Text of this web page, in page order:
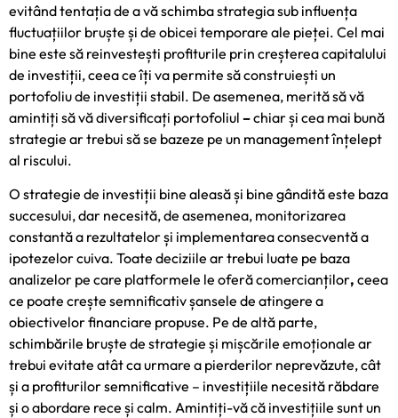
evitând tentația de a vă schimba strategia sub influența
fluctuațiilor bruște și de obicei temporare ale pieței. Cel mai
bine este să reinvestești profiturile prin creșterea capitalului
de investiții, ceea ce îți va permite să construiești un
portofoliu de investiții stabil. De asemenea, merită să vă
amintiți să vă diversificați portofoliul –chiar și cea mai bună
strategie ar trebui să se bazeze pe un management înțelept
al riscului.
O strategie de investiții bine aleasă și bine gândită este baza
succesului, dar necesită, de asemenea, monitorizarea
constantă a rezultatelor și implementarea consecventă a
ipotezelor cuiva. Toate deciziile ar trebui luate pe baza
analizelor pe care platformele le oferăcomercianților, ceea
ce poate crește semnificativ șansele de atingere a
obiectivelor financiare propuse. Pe de altă parte,
schimbările bruște de strategie și mișcările emoționale ar
trebui evitate atât ca urmare a pierderilor neprevăzute, cât
și a profiturilor semnificative – investițiile necesită răbdare
și o abordare rece și calm. Amintiți-vă că investițiile sunt un